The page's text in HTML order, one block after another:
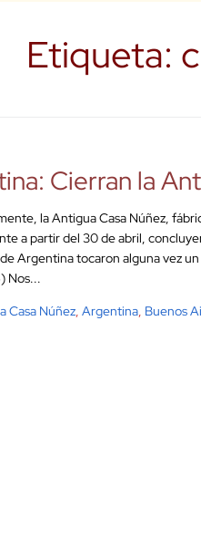
Etiqueta:
Cierran la
la Antigua Casa Núñez,
a partir del 30 de abril,
Argentina tocaron alguna vez
Nos...
Casa Núñez, Argentina, Buenos